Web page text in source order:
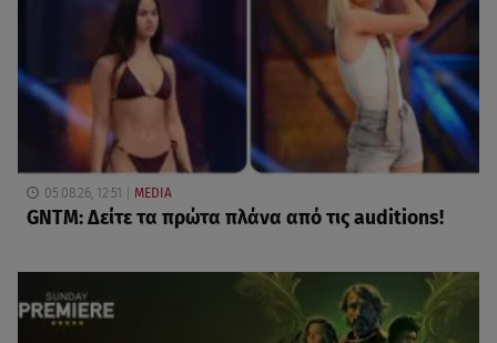
05.08.26, 12:51 MEDIA
GNTM: Δείτε τα πρώτα πλάνα από τις auditions!